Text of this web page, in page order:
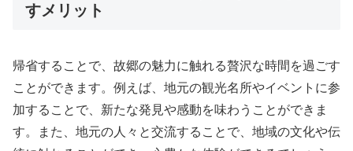
すメリット
帰省することで、故郷の魅力に触れる贅沢な時間を過ごす
ことができます。例えば、地元の観光名所やイベントに参
加することで、新たな発見や感動を味わうことができま
す。また、地元の人々と交流することで、地域の文化や伝